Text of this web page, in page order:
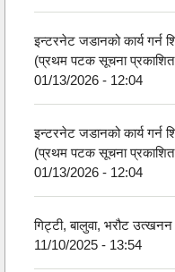
इन्टरनेट जडानको कार्य गर्न
(प्रथम पटक सूचना
01/13/2026 - 12:04
इन्टरनेट जडानको कार्य गर्न
(प्रथम पटक सूचना
01/13/2026 - 12:04
गिट्टी, बालुवा, भरौट उत्खनन
11/10/2025 - 13:54